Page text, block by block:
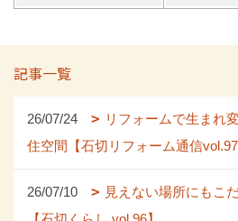
記事一覧
26/07/24
リフォームで生まれ
住空間【石切リフォーム通信vol.97
26/07/10
見えない場所にもこ